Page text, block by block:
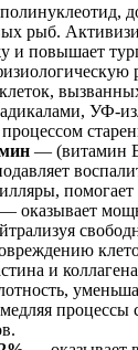
рыб.
и повышает
УФ-
— (витамин
— оказывает
и
процессы